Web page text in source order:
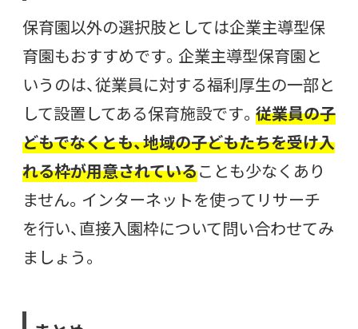
保育園以外の選択肢としては企業主導型保
育園もおすすめです。企業主導型保育園と
いうのは、従業員に対する福利厚生の一部と
して設置してある保育施設です。 従業員の子
どもでなくとも、地域の子どもたちを受け入
れる枠が用意されていることも少なくあり
ません。インターネットを使ってリサーチ
を行い、直接入園枠について問い合わせてみ
ましょう。